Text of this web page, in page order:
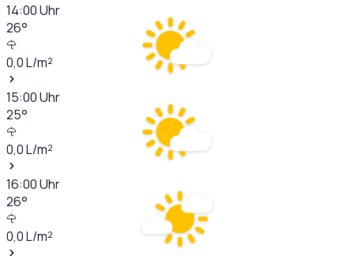
14:00Uhr
26°
0,0L/m²
15:00Uhr
25°
0,0L/m²
16:00Uhr
26°
0,0L/m²